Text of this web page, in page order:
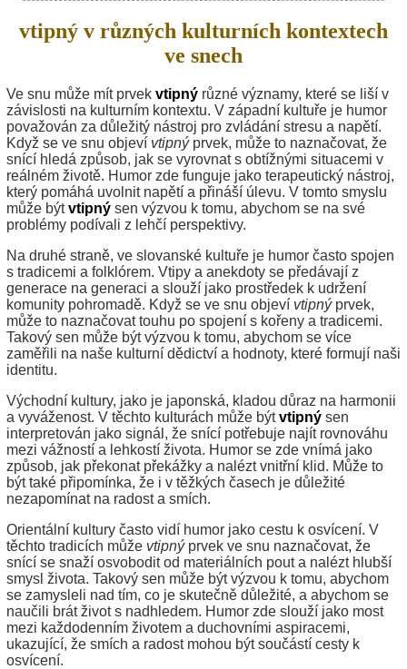
vtipný v různých kulturních kontextech
ve snech
Ve snu může mít prvek vtipný různé významy, které se liší v
závislosti na kulturním kontextu. V západní kultuře je humor
považován za důležitý nástroj pro zvládání stresu a napětí.
Když se ve snu objeví vtipnýprvek, může to naznačovat, že
snící hledá způsob, jak se vyrovnat s obtížnými situacemi v
reálném životě. Humor zde funguje jako terapeutický nástroj,
který pomáhá uvolnit napětí a přináší úlevu. V tomto smyslu
může býtvtipný sen výzvou k tomu, abychom se na své
problémy podívali z lehčí perspektivy.
Na druhé straně, ve slovanské kultuře je humor často spojen
s tradicemi a folklórem. Vtipy a anekdoty se předávají z
generace na generaci a slouží jako prostředek k udržení
komunity pohromadě. Když se ve snu objeví vtipnýprvek,
může to naznačovat touhu po spojení s kořeny a tradicemi.
Takový sen může být výzvou k tomu, abychom se více
zaměřili na naše kulturní dědictví a hodnoty, které formují naši
identitu.
Východní kultury, jako je japonská, kladou důraz na harmonii
a vyváženost. V těchto kulturách může býtvtipný sen
interpretován jako signál, že snící potřebuje najít rovnováhu
mezi vážností a lehkostí života. Humor se zde vnímá jako
způsob, jak překonat překážky a nalézt vnitřní klid. Může to
být také připomínka, že i v těžkých časech je důležité
nezapomínat na radost a smích.
Orientální kultury často vidí humor jako cestu k osvícení. V
těchto tradicích může vtipnýprvek ve snu naznačovat, že
snící se snaží osvobodit od materiálních pout a nalézt hlubší
smysl života. Takový sen může být výzvou k tomu, abychom
se zamysleli nad tím, co je skutečně důležité, a abychom se
naučili brát život s nadhledem. Humor zde slouží jako most
mezi každodenním životem a duchovními aspiracemi,
ukazující, že smích a radost mohou být součástí cesty k
osvícení.